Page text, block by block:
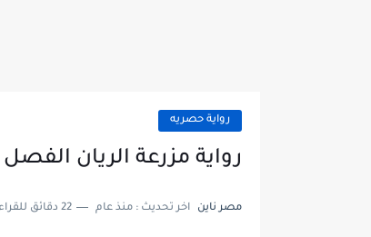
رواية حصريه
رواية مزرعة الريان الفصل الثاني
مصر ناين اخر تحديث : منذ عام 22 دقائق للقراءة